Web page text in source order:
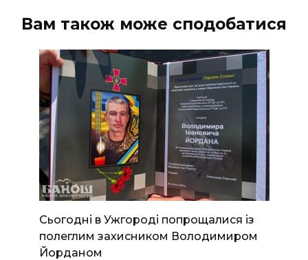
Вам також може сподобатися
Сьогодні в Ужгороді попрощалися із
полеглим захисником Володимиром
Йорданом